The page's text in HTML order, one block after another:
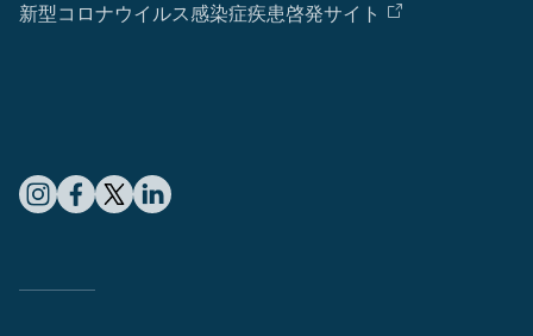
新型コロナウイルス感染症疾患啓発サイト